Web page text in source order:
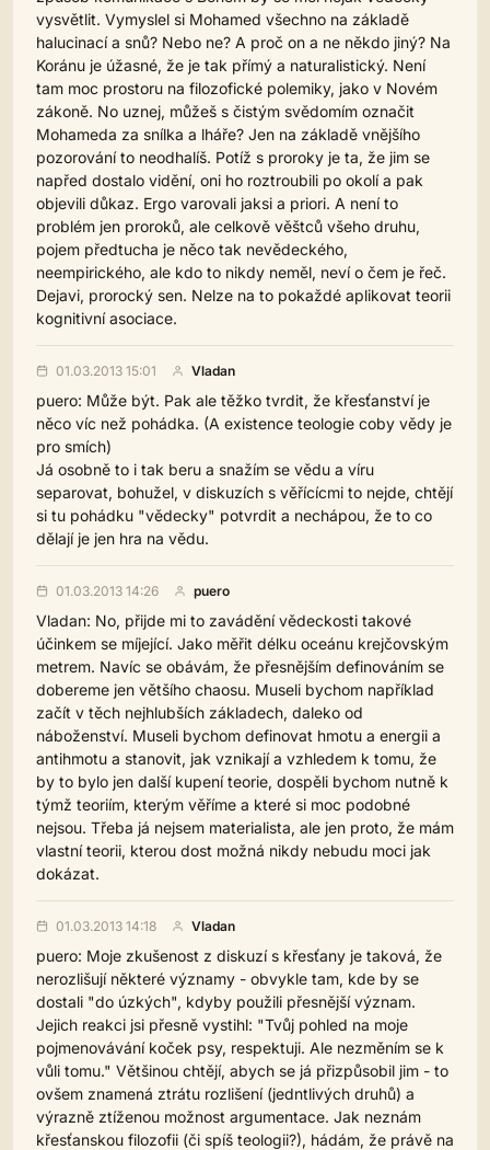
vysvětlit. Vymyslel si Mohamed všechno na základě
halucinací a snů? Nebo ne? A proč on a ne někdo jiný? Na
Koránu je úžasné, že je tak přímý a naturalistický. Není
tam moc prostoru na filozofické polemiky, jako v Novém
zákoně. No uznej, můžeš s čistým svědomím označit
Mohameda za snílka a lháře? Jen na základě vnějšího
pozorování to neodhalíš. Potíž s proroky je ta, že jim se
napřed dostalo vidění, oni ho roztroubili po okolí a pak
objevili důkaz. Ergo varovali jaksi a priori. A není to
problém jen proroků, ale celkově věštců všeho druhu,
pojem předtucha je něco tak nevědeckého,
neempirického, ale kdo to nikdy neměl, neví o čem je řeč.
Dejavi, prorocký sen. Nelze na to pokaždé aplikovat teorii
kognitivní asociace.
01.03.2013 15:01 Vladan
puero: Může být. Pak ale těžko tvrdit, že křesťanství je
něco víc než pohádka. (A existence teologie coby vědy je
pro smích)
Já osobně to i tak beru a snažím se vědu a víru
separovat, bohužel, v diskuzích s věřícícmi to nejde, chtějí
si tu pohádku "vědecky" potvrdit a nechápou, že to co
dělají je jen hra na vědu.
01.03.2013 14:26 puero
Vladan: No, přijde mi to zavádění vědeckosti takové
účinkem se míjející. Jako měřit délku oceánu krejčovským
metrem. Navíc se obávám, že přesnějším definováním se
dobereme jen většího chaosu. Museli bychom například
začít v těch nejhlubších základech, daleko od
náboženství. Museli bychom definovat hmotu a energii a
antihmotu a stanovit, jak vznikají a vzhledem k tomu, že
by to bylo jen další kupení teorie, dospěli bychom nutně k
týmž teoriím, kterým věříme a které si moc podobné
nejsou. Třeba já nejsem materialista, ale jen proto, že mám
vlastní teorii, kterou dost možná nikdy nebudu moci jak
dokázat.
01.03.2013 14:18 Vladan
puero: Moje zkušenost z diskuzí s křesťany je taková, že
nerozlišují některé významy - obvykle tam, kde by se
dostali "do úzkých", kdyby použili přesnější význam.
Jejich reakci jsi přesně vystihl: "Tvůj pohled na moje
pojmenovávání koček psy, respektuji. Ale nezměním se k
vůli tomu." Většinou chtějí, abych se já přizpůsobil jim - to
ovšem znamená ztrátu rozlišení (jedntlivých druhů) a
výrazně ztíženou možnost argumentace. Jak neznám
křesťanskou filozofii (či spíš teologii?), hádám, že právě na